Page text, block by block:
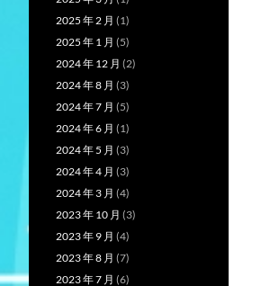
2025 年 2 月 (1)
2025 年 1 月 (5)
2024 年 12 月 (2)
2024 年 8 月 (3)
2024 年 7 月 (5)
2024 年 6 月 (1)
2024 年 5 月 (3)
2024 年 4 月 (3)
2024 年 3 月 (4)
2023 年 10 月 (3)
2023 年 9 月 (4)
2023 年 8 月 (7)
2023 年 7 月 (6)